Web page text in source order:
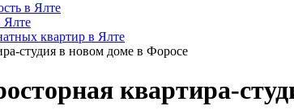
в Ялте
Ялте
квартир в Ялте
студия в новом доме в Форосе
квартира-